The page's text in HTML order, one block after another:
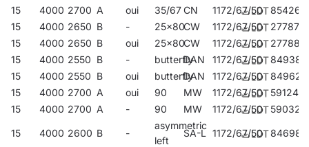
15
4000 2700 A oui 35/67CN 1172/67/50
854262
15
4000 2650 B - 25x80CW 1172/67/50
277870
15
4000 2650 B oui 25x80CW 1172/67/50
277887
15
4000 2550 B - butterflyDAN 1172/67/50
849381
15
4000 2550 B oui butterflyDAN 1172/67/50
849626
15
4000 2700 A oui 90 MW 1172/67/50
591242
15
4000 2700 A - 90 MW 1172/67/50 590320
15 4000 2600 B -
asymmetric
left
SA-L 1172/67/50 846984